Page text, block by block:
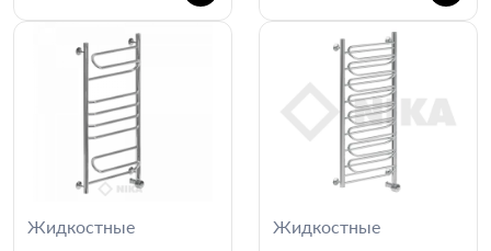
Жидкостные
Жидкостные